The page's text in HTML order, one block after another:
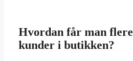
Hvordan får man flere
kunder i butikken?